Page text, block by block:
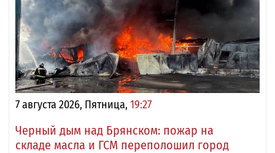
7 августа 2026, Пятница, 19:27
Черный дым над Брянском: пожар на
складе масла и ГСМ переполошил город